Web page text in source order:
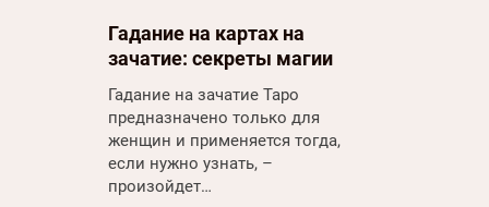
Гадание на картах на
зачатие: секреты магии
Таро
Гадание на зачатие Таро
предназначено только для
женщин и применяется тогда,
если нужно узнать, –
произойдет…